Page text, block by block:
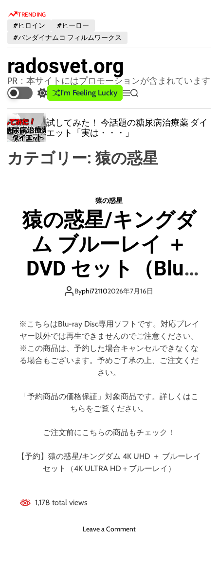
TRENDING
#ヒロイン
#ヒーロー
#バンダイナムコ フィルムワークス
radosvet.org
PR：本サイトにはプロモーションが含まれています
S
w
t
c
c
o
o
d
I'm Feeling Lucky
M
e
n
u
S
e
r
試してみた！ 今話題の糖尿病治療薬 ダイ
エット「実は・・・」
カテゴリー: 猿の惑星
猿の惑星
猿の惑星/キングダ
ム ブルーレイ ＋
DVD セット（Blu-
ray Disc＋DVD）
（ブルーレイディ
スク）
Byphi721102026年7月16日
※こちらはBlu-ray Disc専用ソフトです。対応プレイ
ヤー以外では再生できませんのでご注意ください。
※この商品は、予約した場合キャンセルできなくな
る場合もございます。予めご了承の上、ご注文くだ
さい。
「予約商品の価格保証」対象商品です。詳しくはこ
ちらをご覧ください。
ご注文前にこちらの商品もチェック！
【予約】猿の惑星/キングダム 4K UHD ＋ ブルーレイ
セット（4K ULTRA HD＋ブルーレイ）
1,178 total views
Leave a Commento